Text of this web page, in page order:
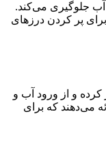
جلوگیری می‌کند.
پر کردن درزهای
و درها را پر کرده و از ورود آب و
می‌دهند که برای